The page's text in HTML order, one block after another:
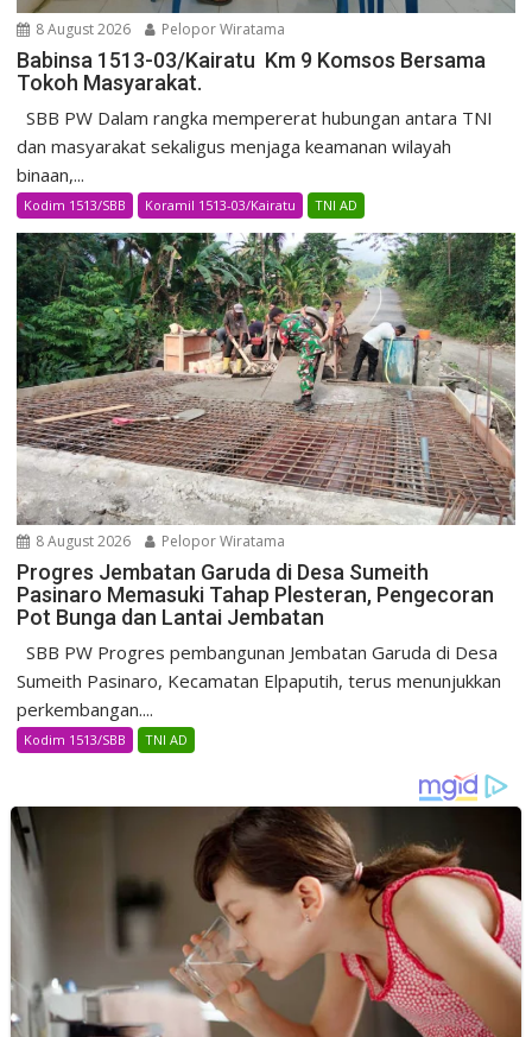
8 August 2026 Pelopor Wiratama
Babinsa 1513-03/Kairatu Km 9 Komsos Bersama
Tokoh Masyarakat.
SBB PW Dalam rangka mempererat hubungan antara TNI
dan masyarakat sekaligus menjaga keamanan wilayah
binaan,...
Kodim 1513/SBB Koramil 1513-03/Kairatu TNI AD
8 August 2026 Pelopor Wiratama
Progres Jembatan Garuda di Desa Sumeith
Pasinaro Memasuki Tahap Plesteran, Pengecoran
Pot Bunga dan Lantai Jembatan
SBB PW Progres pembangunan Jembatan Garuda di Desa
Sumeith Pasinaro, Kecamatan Elpaputih, terus menunjukkan
perkembangan....
Kodim 1513/SBB TNI AD